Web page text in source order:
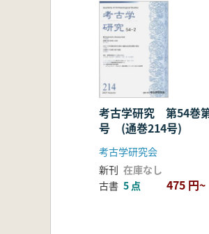
考古学研究 第54巻
号 (通巻214号)
考古学研究会
新刊 在庫なし
古書 5 点 475 円~